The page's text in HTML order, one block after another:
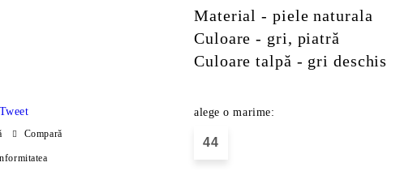
Material - piele naturala
Culoare - gri, piatră
Culoare talpă - gri deschis
alege o marime:
44
Tweet
Compară